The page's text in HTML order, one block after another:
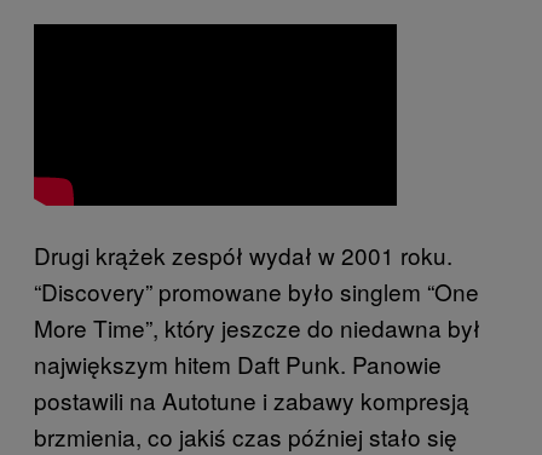
Drugi krążek zespół wydał w 2001 roku.
“Discovery” promowane było singlem “One
More Time”, który jeszcze do niedawna był
największym hitem Daft Punk. Panowie
postawili na Autotune i zabawy kompresją
brzmienia, co jakiś czas później stało się